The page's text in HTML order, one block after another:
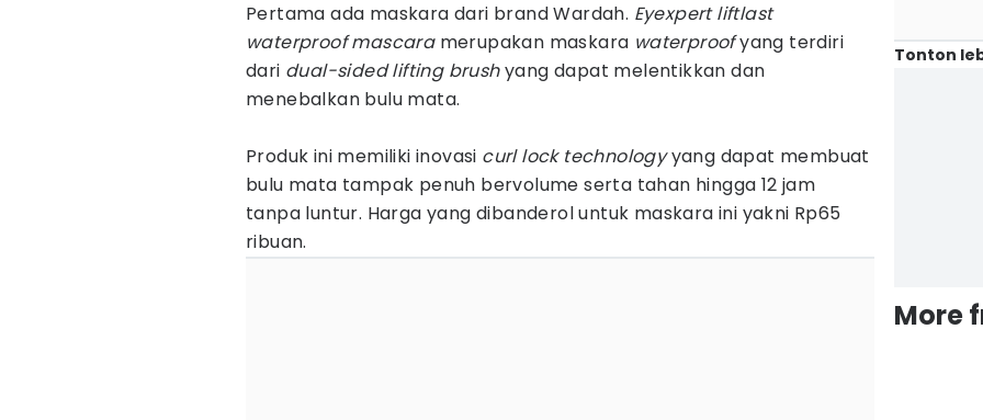
Pertama ada maskara dari brand Wardah. Eyexpert liftlast
waterproof mascaramerupakan maskara waterproofyang terdiri
dari dual-sided lifting brushyang dapat melentikkan dan
menebalkan bulu mata.
Produk ini memiliki inovasi curl lock technologyyang dapat membuat
bulu mata tampak penuh bervolume serta tahan hingga 12 jam
tanpa luntur. Harga yang dibanderol untuk maskara ini yakni Rp65
ribuan.
Tonton
More